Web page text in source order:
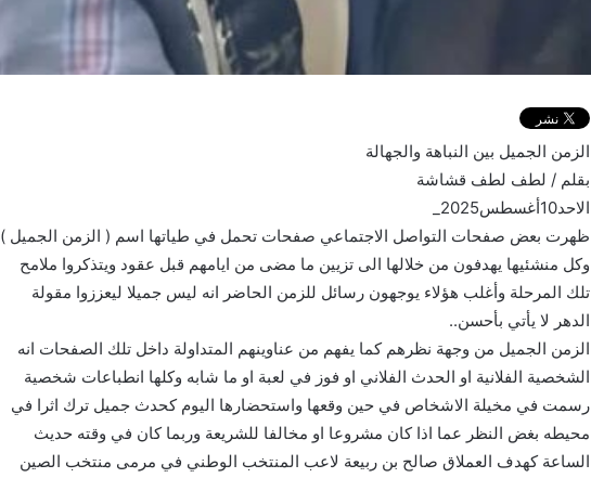
الزمن الجميل بين النباهة والجهالة
بقلم / لطف لطف قشاشة
الاحد10أغسطس2025_
ظهرت بعض صفحات التواصل الاجتماعي صفحات تحمل في طياتها اسم ( الزمن الجميل )
وكل منشئيها يهدفون من خلالها الى تزيين ما مضى من ايامهم قبل عقود ويتذكروا ملامح
تلك المرحلة وأغلب هؤلاء يوجهون رسائل للزمن الحاضر انه ليس جميلا ليعززوا مقولة
الدهر لا يأتي بأحسن..
الزمن الجميل من وجهة نظرهم كما يفهم من عناوينهم المتداولة داخل تلك الصفحات انه
الشخصية الفلانية او الحدث الفلاني او فوز في لعبة او ما شابه وكلها انطباعات شخصية
رسمت في مخيلة الاشخاص في حين وقعها واستحضارها اليوم كحدث جميل ترك اثرا في
محيطه بغض النظر عما اذا كان مشروعا او مخالفا للشريعة وربما كان في وقته حديث
الساعة كهدف العملاق صالح بن ربيعة لاعب المنتخب الوطني في مرمى منتخب الصين